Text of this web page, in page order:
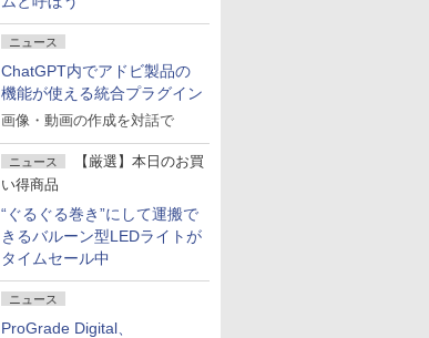
ニュース
ChatGPT内でアドビ製品の
機能が使える統合プラグイン
画像・動画の作成を対話で
ニュース
【厳選】本日のお買
い得商品
“ぐるぐる巻き”にして運搬で
きるバルーン型LEDライトが
タイムセール中
ニュース
ProGrade Digital、